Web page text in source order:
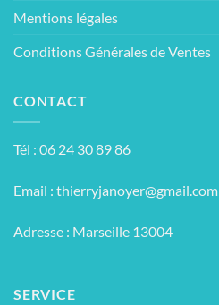
Mentions légales
Conditions Générales de Ventes
CONTACT
Tél : 06 24 30 89 86
Email : thierryjanoyer@gmail.com
Adresse : Marseille 13004
SERVICE